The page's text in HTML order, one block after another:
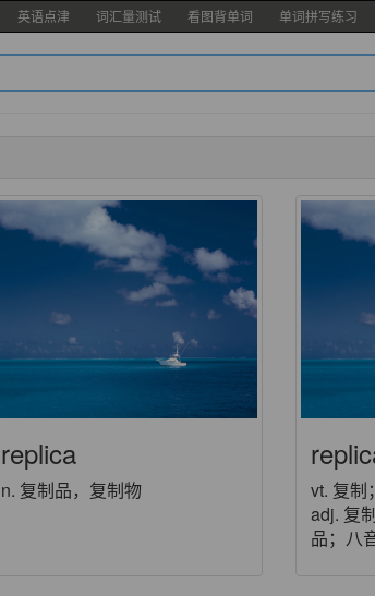
英语点津 词汇量测试 看图背单词 单词拼写练习
replica
n. 复制品，复制物
vt. 复制
adj. 复
品；八